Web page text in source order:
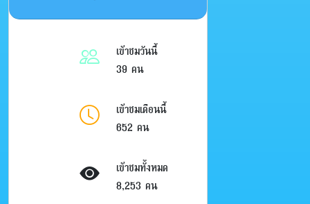
เข้าชมวันนี้
39 คน
เข้าชมเดือนนี้
652 คน
เข้าชมทั้งหมด
8,253 คน